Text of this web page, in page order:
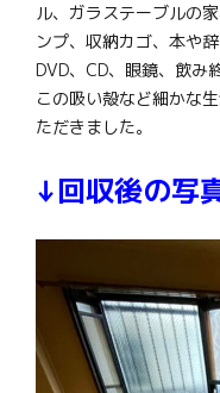
ル、ガラステーブルの
ンプ、収納カゴ、本や
DVD、CD、眼鏡、飲み
この吸い殻など細かな
ただきました。
↓回収後の写